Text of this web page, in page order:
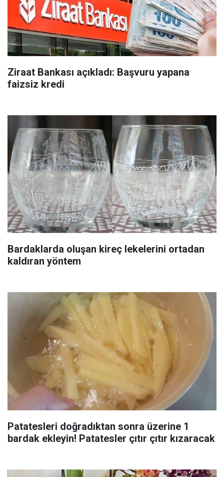
Ziraat Bankası açıkladı: Başvuru yapana
faizsiz kredi
Bardaklarda oluşan kireç lekelerini ortadan
kaldıran yöntem
Patatesleri doğradıktan sonra üzerine 1
bardak ekleyin! Patatesler çıtır çıtır kızaracak